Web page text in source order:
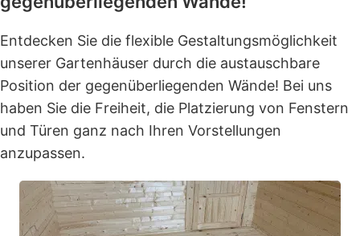
Entdecken Sie die flexible Gestaltungsmöglichkeit
unserer Gartenhäuser durch die austauschbare
Position der gegenüberliegenden Wände! Bei uns
haben Sie die Freiheit, die Platzierung von Fenstern
und Türen ganz nach Ihren Vorstellungen
anzupassen.